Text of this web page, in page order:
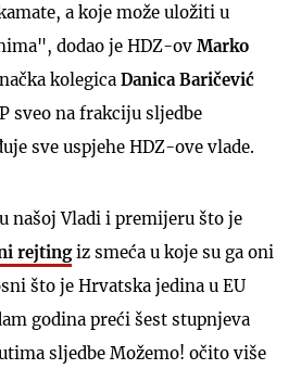
a koje može uložiti u
dodao je HDZ-ov Marko
kolegica Danica Baričević
sveo na frakciju sljedbe
sve uspjehe HDZ-ove vlade.
našoj Vladi i premijeru što je
rejtingiz smeća u koje su ga oni
što je Hrvatska jedina u EU
godina preći šest stupnjeva
sljedbe Možemo! očito više